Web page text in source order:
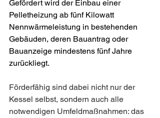
Gefördert wird der Einbau einer
Pelletheizung ab fünf Kilowatt
Nennwärmeleistung in bestehenden
Gebäuden, deren Bauantrag oder
Bauanzeige mindestens fünf Jahre
zurückliegt.
Förderfähig sind dabei nicht nur der
Kessel selbst, sondern auch alle
notwendigen Umfeldmaßnahmen: das